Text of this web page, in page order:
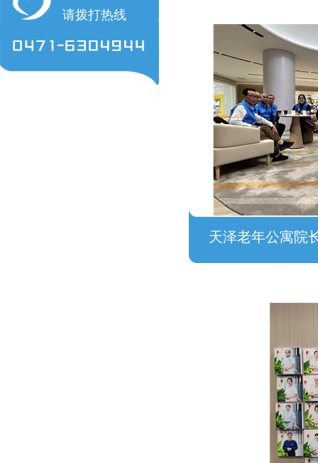
请拨打热线
天泽老年公寓院